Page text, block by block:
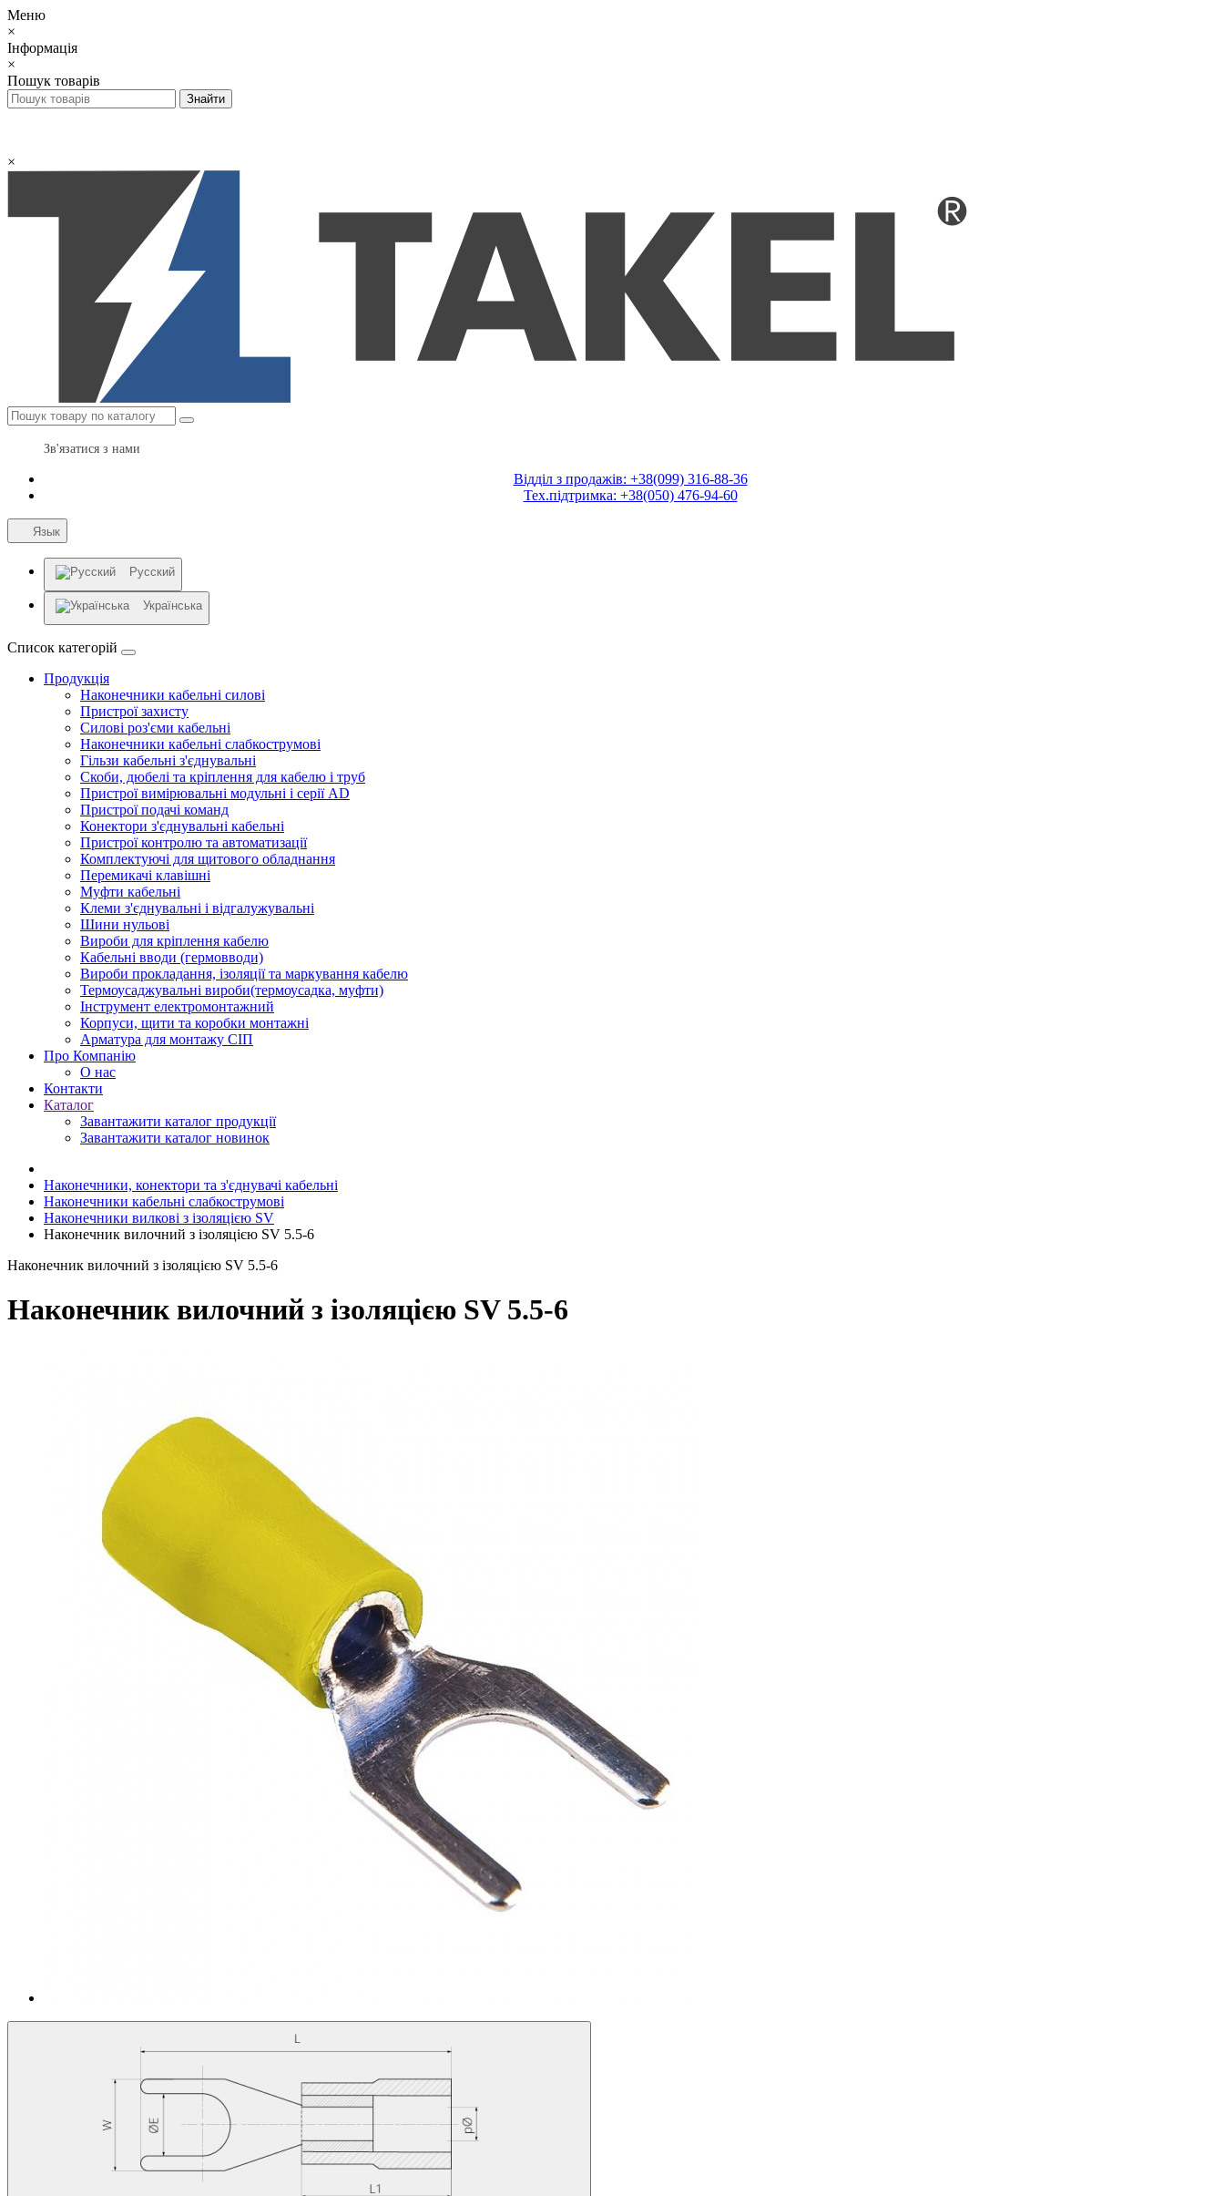
Меню
×
Інформація
×
Пошук товарів
×
Зв'язатися з нами
Відділ з продажів: +38(099) 316-88-36
Тех.підтримка: +38(050) 476-94-60
Язык
Русский
Українська
Список категорій
Продукція
Наконечники кабельні силові
Пристрої захисту
Силові роз'єми кабельні
Наконечники кабельні слабкострумові
Гільзи кабельні з'єднувальні
Скоби, дюбелі та кріплення для кабелю і труб
Пристрої вимірювальні модульні і серії AD
Пристрої подачі команд
Конектори з'єднувальні кабельні
Пристрої контролю та автоматизації
Комплектуючі для щитового обладнання
Перемикачі клавішні
Муфти кабельні
Клеми з'єднувальні і відгалужувальні
Шини нульові
Вироби для кріплення кабелю
Кабельні вводи (гермовводи)
Вироби прокладання, iзоляції та маркування кабелю
Термоусаджувальні вироби(термоусадка, муфти)
Інструмент електромонтажний
Корпуси, щити та коробки монтажні
Арматура для монтажу СІП
Про Компанію
О нас
Контакти
Каталог
Завантажити каталог продукції
Завантажити каталог новинок
Наконечники, конектори та з'єднувачі кабельні
Наконечники кабельні слабкострумові
Наконечники вилкові з ізоляцією SV
Наконечник вилочний з ізоляцією SV 5.5-6
Наконечник вилочний з ізоляцією SV 5.5-6
Наконечник вилочний з ізоляцією SV 5.5-6